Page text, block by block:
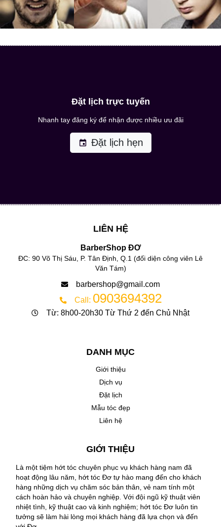
Đặt lịch trực tuyến
Nhanh tay đăng ký để nhận được nhiều ưu đãi
event Đặt lịch hẹn
LIÊN HỆ
BarberShop ĐƠ
ĐC: 90 Võ Thị Sáu, P. Tân Định, Q.1 (đối diện công viên Lê
Văn Tám)
barbershop@gmail.com
Call: 0903694392
Từ: 8h00-20h30 Từ Thứ 2 đến Chủ Nhật
DANH MỤC
Giới thiệu
Dịch vụ
Đặt lịch
Mẫu tóc đẹp
Liên hệ
GIỚI THIỆU
Là một tiệm hớt tóc chuyên phục vụ khách hàng nam đã
hoạt động lâu năm, hớt tóc Đơ tự hào mang đến cho khách
hàng những dịch vụ chăm sóc bản thân, vẻ nam tính một
cách hoàn hảo và chuyên nghiệp. Với đội ngũ kỹ thuật viên
nhiệt tình, kỹ thuật cao và kinh nghiệm; hớt tóc Đơ luôn tin
tưởng sẽ làm hài lòng mọi khách hàng đã lựa chọn và đến